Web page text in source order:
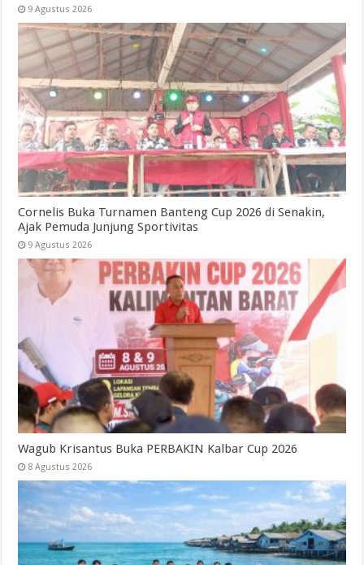
9 Agustus 2026
Cornelis Buka Turnamen Banteng Cup 2026 di Senakin,
Ajak Pemuda Junjung Sportivitas
9 Agustus 2026
Wagub Krisantus Buka PERBAKIN Kalbar Cup 2026
8 Agustus 2026